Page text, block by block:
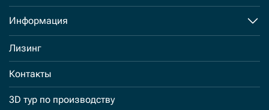
Информация
Лизинг
Контакты
3D тур по производству